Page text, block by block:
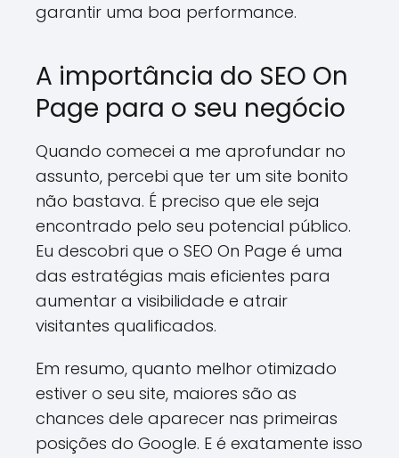
garantir uma boa performance.
A importância do SEO On
Page para o seu negócio
Quando comecei a me aprofundar no
assunto, percebi que ter um site bonito
não bastava. É preciso que ele seja
encontrado pelo seu potencial público.
Eu descobri que o SEO On Page é uma
das estratégias mais eficientes para
aumentar a visibilidade e atrair
visitantes qualificados.
Em resumo, quanto melhor otimizado
estiver o seu site, maiores são as
chances dele aparecer nas primeiras
posições do Google. E é exatamente isso